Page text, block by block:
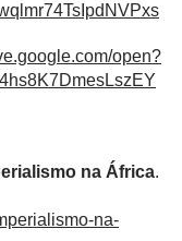
open?
na África.
na-